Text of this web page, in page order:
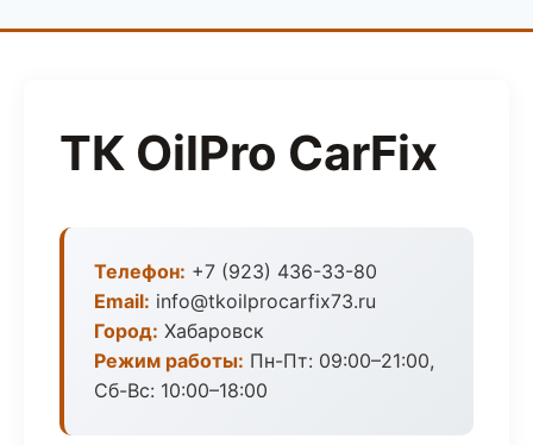
ТК OilPro CarFix
Телефон: +7 (923) 436-33-80
Email: info@tkoilprocarfix73.ru
Город: Хабаровск
Режим работы: Пн-Пт: 09:00–21:00,
Сб-Вс: 10:00–18:00